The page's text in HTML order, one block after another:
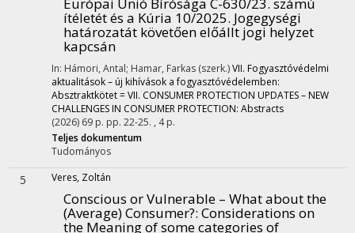
ítéletét és a Kúria 10/2025. Jogegységi
határozatát követően előállt jogi helyzet
kapcsán
In: Hámori, Antal; Hamar, Farkas (szerk.)VII. Fogyasztóvédelmi
aktualitások – új kihívások a fogyasztóvédelemben:
Absztraktkötet = VII. CONSUMER PROTECTION UPDATES – NEW
CHALLENGES IN CONSUMER PROTECTION: Abstracts
(2026) 69 p. pp. 22-25. , 4 p.
Teljes dokumentum
Tudományos
5 Veres, Zoltán
Conscious or Vulnerable – What about the
(Average) Consumer?: Considerations on
the Meaning of some categories of